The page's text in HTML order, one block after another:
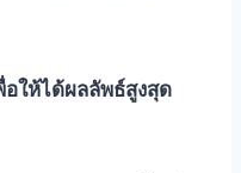
อให้ได้ผลลัพธ์สูงสุด